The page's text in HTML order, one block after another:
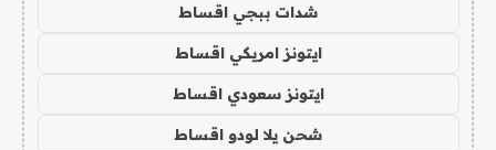
شدات ببجي اقساط
ايتونز امريكي اقساط
ايتونز سعودي اقساط
شحن يلا لودو اقساط